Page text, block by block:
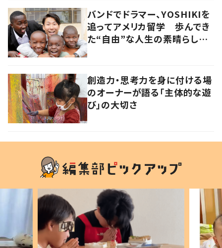
バンドでドラマー、YOSHIKIを
追ってアメリカ留学 歩んでき
た“自由”な人生の素晴らしさ
創造力・思考力を身に付ける場
のオーナーが語る「主体的な遊
び」の大切さ